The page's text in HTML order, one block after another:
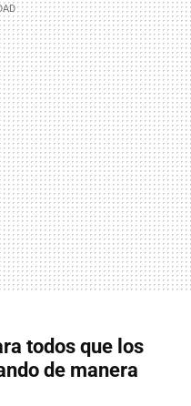
todos que los
de manera